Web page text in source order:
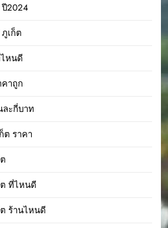
ปี2024
เก็ต
หนดี
าถูก
ละกี่บาท
ต ราคา
ที่ไหนดี
ร้านไหนดี